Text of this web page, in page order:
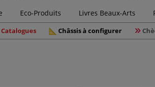
Eco-Produits Livres Beaux-Arts
Catalogues Châssis à configurer